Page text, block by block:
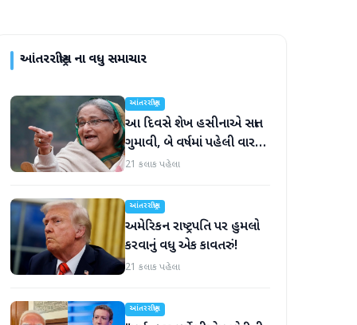
આંતરરાષ્ટ્રીયના વધુ સમાચાર
આંતરરાષ્ટ્રીય
આ દિવસે શેખ હસીનાએ સત્તા
ગુમાવી, બે વર્ષમાં પહેલી વાર
દુનિયા સમક્ષ હાજર થશે
21 કલાક પહેલા
આંતરરાષ્ટ્રીય
અમેરિકન રાષ્ટ્રપતિ પર હુમલો
કરવાનું વધુ એક કાવતરું!
21 કલાક પહેલા
આંતરરાષ્ટ્રીય